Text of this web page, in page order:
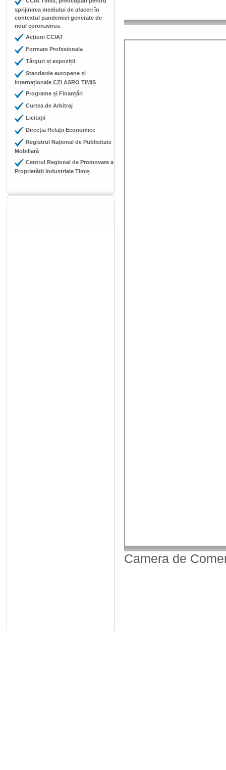
sprijinirea mediului de afaceri în
contextul pandemiei generate de
noul coronavirus
Acțiuni CCIAT
Formare Profesionala
Târguri și expoziții
Standarde europene și
internaționale CZI ASRO TIMIȘ
Programe și Finanțări
Curtea de Arbitraj
Licitații
Direcția Relații Economice
Registrul Național de Publicitate
Mobiliară
Centrul Regional de Promovare a
Proprietății Industriale Timiș
Camera de